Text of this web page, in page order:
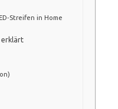
in Home
erklärt